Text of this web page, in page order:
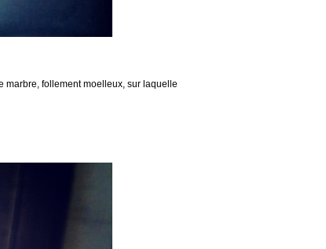
marbre, follement moelleux, sur laquelle